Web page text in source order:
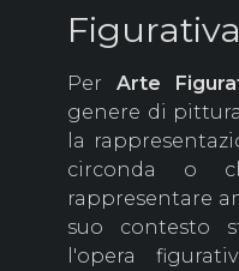
Figurativa
Per Arte
genere di
la
circonda o
rappresentare
suo contesto
l'opera